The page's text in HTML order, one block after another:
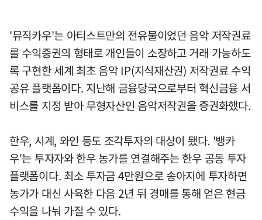
'뮤직카우'는 아티스트만의 전유물이었던 음악 저작권료
를 수익증권의 형태로 개인들이 소장하고 거래 가능하도
록 구현한 세계 최초 음악 IP(지식재산권) 저작권료 수익
공유 플랫폼이다. 지난해 금융당국으로부터 혁신금융 서
비스를 지정 받아 무형자산인 음악저작권을 증권화했다.
한우, 시계, 와인 등도 조각투자의 대상이 됐다. '뱅카
우'는 투자자와 한우 농가를 연결해주는 한우 공동 투자
플랫폼이다. 최소 투자금 4만원으로 송아지에 투자하면
농가가 대신 사육한 다음 2년 뒤 경매를 통해 얻은 현금
수익을 나눠 가질 수 있다.